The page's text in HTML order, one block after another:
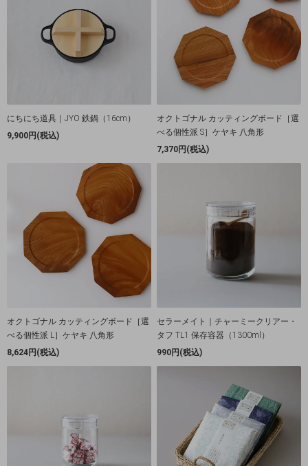
にちにち道具｜JYO 鉄鍋（16cm）
9,900円(税込)
オクトゴナル カッティングボード［選
べる個性派 S］ケヤキ 八角形
7,370円(税込)
オクトゴナル カッティングボード［選
べる個性派 L］ケヤキ 八角形
8,624円(税込)
セラーメイト｜チャーミークリアー・
タフ TL1 保存容器（1300ml）
990円(税込)